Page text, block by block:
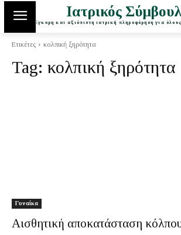
Ιατρικός
Έγκυρη και αξιόπιστη ιατρική πληροφόρηση για όλους
Ετικέτες κολπική ξηρότητα
Tag: κολπική ξηρότητα
Γυναίκα
Αισθητική αποκατάσταση